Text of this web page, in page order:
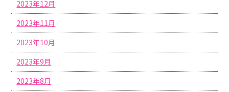
2023年12月
2023年11月
2023年10月
2023年9月
2023年8月